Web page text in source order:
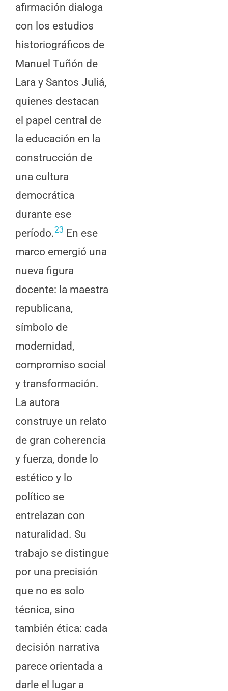
afirmación dialoga
con los estudios
historiográficos de
Manuel Tuñón de
Lara y Santos Juliá,
quienes destacan
el papel central de
la educación en la
construcción de
una cultura
democrática
durante ese
período.23 En ese
marco emergió una
nueva figura
docente: la maestra
republicana,
símbolo de
modernidad,
compromiso social
y transformación.
La autora
construye un relato
de gran coherencia
y fuerza, donde lo
estético y lo
político se
entrelazan con
naturalidad. Su
trabajo se distingue
por una precisión
que no es solo
técnica, sino
también ética: cada
decisión narrativa
parece orientada a
darle el lugar a